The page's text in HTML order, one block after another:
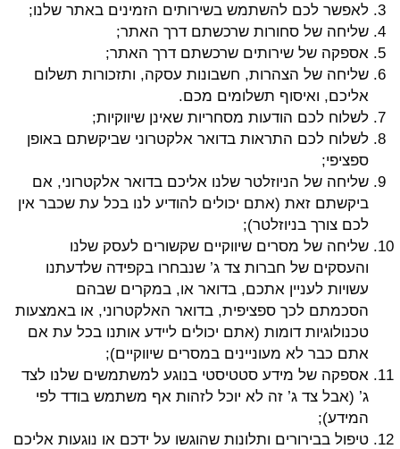
לאפשר לכם להשתמש בשירותים הזמינים באתר שלנו;
שליחה של סחורות שרכשתם דרך האתר;
אספקה של שירותים שרכשתם דרך האתר;
שליחה של הצהרות, חשבונות עסקה, ותזכורות תשלום
אליכם, ואיסוף תשלומים מכם.
לשלוח לכם הודעות מסחריות שאינן שיווקיות;
לשלוח לכם התראות בדואר אלקטרוני שביקשתם באופן
ספציפי;
שליחה של הניוזלטר שלנו אליכם בדואר אלקטרוני, אם
ביקשתם זאת (אתם יכולים להודיע לנו בכל עת שכבר אין
לכם צורך בניוזלטר);
שליחה של מסרים שיווקיים שקשורים לעסק שלנו
והעסקים של חברות צד ג’ שנבחרו בקפידה שלדעתנו
עשויות לעניין אתכם, בדואר או, במקרים שבהם
הסכמתם לכך ספציפית, בדואר האלקטרוני, או באמצעות
טכנולוגיות דומות (אתם יכולים ליידע אותנו בכל עת אם
אתם כבר לא מעוניינים במסרים שיווקיים);
אספקה של מידע סטטיסטי בנוגע למשתמשים שלנו לצד
ג’ (אבל צד ג’ זה לא יוכל לזהות אף משתמש בודד לפי
המידע);
טיפול בבירורים ותלונות שהוגשו על ידכם או נוגעות אליכם